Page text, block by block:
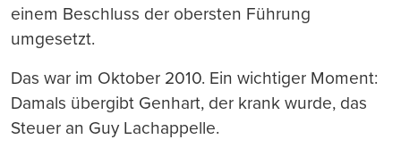
einem Beschluss der obersten Führung
umgesetzt.
Das war im Oktober 2010. Ein wichtiger Moment:
Damals übergibt Genhart, der krank wurde, das
Steuer an Guy Lachappelle.